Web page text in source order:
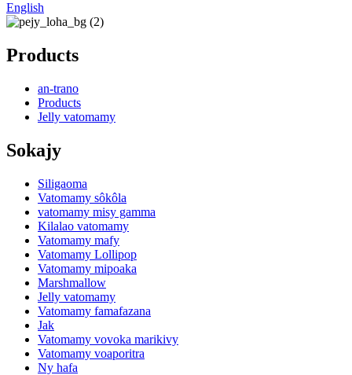
English
Products
an-trano
Products
Jelly vatomamy
Sokajy
Siligaoma
Vatomamy sôkôla
vatomamy misy gamma
Kilalao vatomamy
Vatomamy mafy
Vatomamy Lollipop
Vatomamy mipoaka
Marshmallow
Jelly vatomamy
Vatomamy famafazana
Jak
Vatomamy vovoka marikivy
Vatomamy voaporitra
Ny hafa